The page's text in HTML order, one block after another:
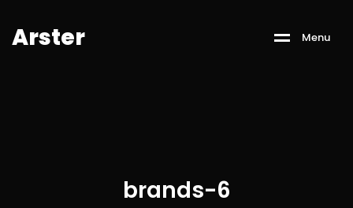
Arster Menu
brands-6